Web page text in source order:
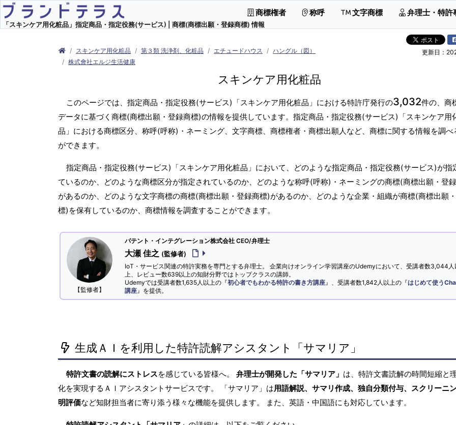
「スキンケア用化粧品」指定商品・指定役務(サービス) | 商標(商標出願・登録商標) 情報
商標権者 称呼 文字商標 弁理士・特許
スキンケア用化粧品 第３類 洗浄剤、化粧品 エチュードハウス
ハングル（図）
株式會社エルジ生活健康
更新日：
スキンケア用化粧品
このページでは、指定商品・指定役務(サービス)「スキンケア用化粧品」における特許庁発行の3,032件の、商
データに基づく商標(商標出願・登録商標)の情報を提供しています。指定商品・指定役務(サービス)「スキンケア用
品」における商標区分、称呼(呼称)・ネーミング、文字商標、商標権者・商標出願人など、商標に関する情報を調べ
ができます。
指定商品・指定役務(サービス)「スキンケア用化粧品」において、どのような指定商品・指定役務(サービス)が指
ているのか、どのような商標区分が指定されているのか、どのような称呼(呼称)・ネーミングの商標(商標出願・登
があるのか、どのような文字商標の商標(商標出願・登録商標)があるのか、どのような企業・組織が商標(商標出願
標)を保有しているのか、商標情報を調査することができます。
【監修者】
パテント・インテグレーション株式会社 CEO/弁理士
大瀬 佳之 (監修者)
IoT・サービス関連の特許実務を専門とする弁理士。 企業向けオンライン学習講座のUdemyにおいて、受講者数3,044人
上、レビュー数639以上の知財分野ではトップクラスの講師。
Udemyでは受講者数1,635人以上の『初心者でもわかる特許の書き方講座 』、受講者数1,842人以上の『はじめて使う
講座 』を提供。
生成ＡＩを利用した特許読解アシスタント「サマリア」
特許文書の読解にストレスを感じている皆様へ。 弁理士が開発した「サマリア」 は、特許文書読解の時間短縮と
化を実現するＡＩアシスタントサービスです。 「サマリア」は用語解説、サマリ作成、独自分類付与、スクリーニ
明評価など知財担当者に寄り添う様々な機能を提供します。 また、英語・中国語にも対応しています。